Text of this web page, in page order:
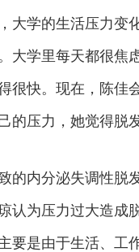
大学的生活压力变
大学里每天都很焦
很快。现在，陈佳
的压力，她觉得脱
的内分泌失调性脱
认为压力过大造成
要是由于生活、工